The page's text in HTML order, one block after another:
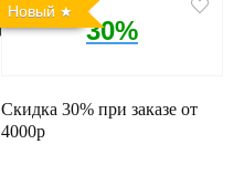
Новый
30%
Скидка 30% при заказе от
4000р